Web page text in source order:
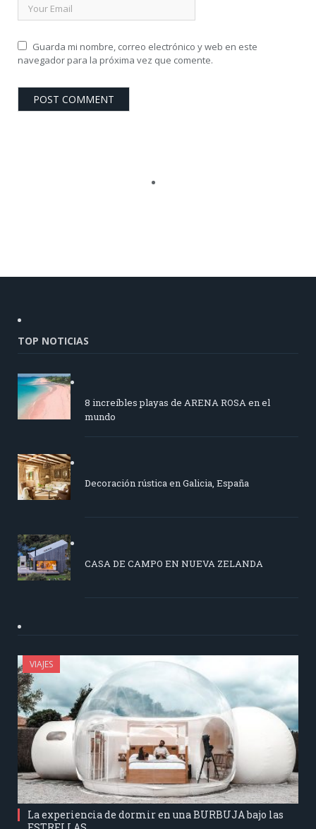
Guarda mi nombre, correo electrónico y web en este
navegador para la próxima vez que comente.
TOP NOTICIAS
8 increíbles playas de ARENA ROSA en el
mundo
Decoración rústica en Galicia, España
CASA DE CAMPO EN NUEVA ZELANDA
VIAJES
La experiencia de dormir en una BURBUJA bajo las